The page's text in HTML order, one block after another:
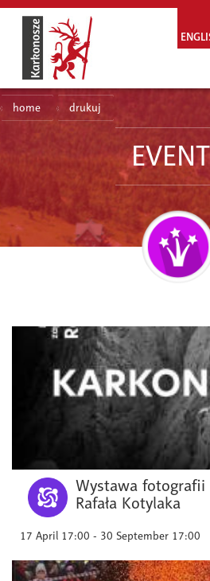
home drukuj
Wystawa fotografii
Rafała Kotylaka
17 April 17:00 - 30 September 17:00